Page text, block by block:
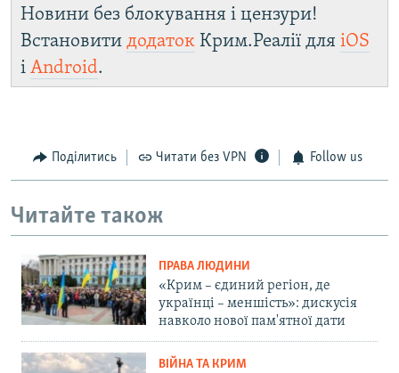
Новини без блокування і цензури!
Встановити додаток Крим.Реалії для iOS
і Android.
Поділитись Читати без VPN Follow us
Читайте також
ПРАВА ЛЮДИНИ
«Крим – єдиний регіон, де
українці – меншість»: дискусія
навколо нової пам'ятної дати
ВІЙНА ТА КРИМ